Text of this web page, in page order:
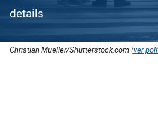
details
Christian Mueller/Shutterstock.com (ver